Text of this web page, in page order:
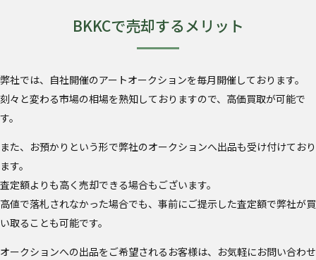
BKKCで売却するメリット
弊社では、自社開催のアートオークションを毎月開催しております。
刻々と変わる市場の相場を熟知しておりますので、高価買取が可能で
す。
また、お預かりという形で弊社のオークションへ出品も受け付けており
ます。
査定額よりも高く売却できる場合もございます。
高値で落札されなかった場合でも、事前にご提示した査定額で弊社が買
い取ることも可能です。
オークションへの出品をご希望されるお客様は、お気軽にお問い合わせ